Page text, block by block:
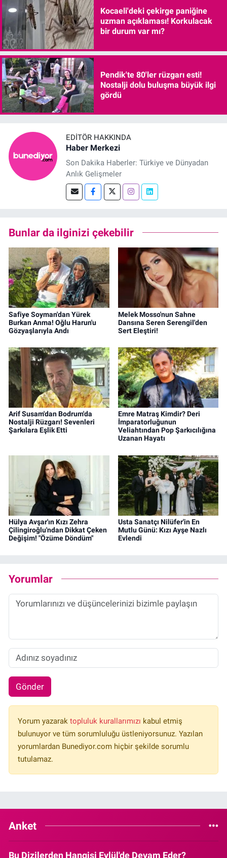
Kocaeli'deki çekirge paniğine
uzman açıklaması! Korkulacak
bir durum var mı?
Pendik'te 80'ler rüzgarı esti!
Nostalji dolu buluşma büyük ilgi
gördü
EDITÖR HAKKINDA
Haber Merkezi
Son Dakika Haberler: Türkiye ve Dünyadan
Anlık Gelişmeler
Bunlar da ilginizi çekebilir
Safiye Soyman'dan Yürek
Burkan Anma! Oğlu Harun'u
Gözyaşlarıyla Andı
Melek Mosso'nun Sahne
Dansına Seren Serengil'den
Sert Eleştiri!
Arif Susam'dan Bodrum'da
Nostalji Rüzgarı! Sevenleri
Şarkılara Eşlik Etti
Emre Matraş Kimdir? Deri
İmparatorluğunun
Veliahtından Pop Şarkıcılığına
Uzanan Hayatı
Hülya Avşar'ın Kızı Zehra
Çilingiroğlu'ndan Dikkat Çeken
Değişim! "Özüme Döndüm"
Usta Sanatçı Nilüfer'in En
Mutlu Günü: Kızı Ayşe Nazlı
Evlendi
Yorumlar
Gönder
Yorum yazarak topluluk kurallarımızı kabul etmiş
bulunuyor ve tüm sorumluluğu üstleniyorsunuz. Yazılan
yorumlardan Bunediyor.com hiçbir şekilde sorumlu
tutulamaz.
Anket
Bu Dizilerden Hangisi Eylül'de Devam Eder?